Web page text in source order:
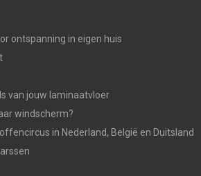
ontspanning in eigen huis
van jouw laminaatvloer
windscherm?
in Nederland, België en Duitsland